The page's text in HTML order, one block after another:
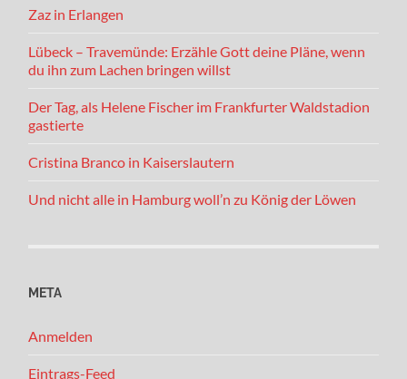
Zaz in Erlangen
Lübeck – Travemünde: Erzähle Gott deine Pläne, wenn
du ihn zum Lachen bringen willst
Der Tag, als Helene Fischer im Frankfurter Waldstadion
gastierte
Cristina Branco in Kaiserslautern
Und nicht alle in Hamburg woll’n zu König der Löwen
META
Anmelden
Eintrags-Feed